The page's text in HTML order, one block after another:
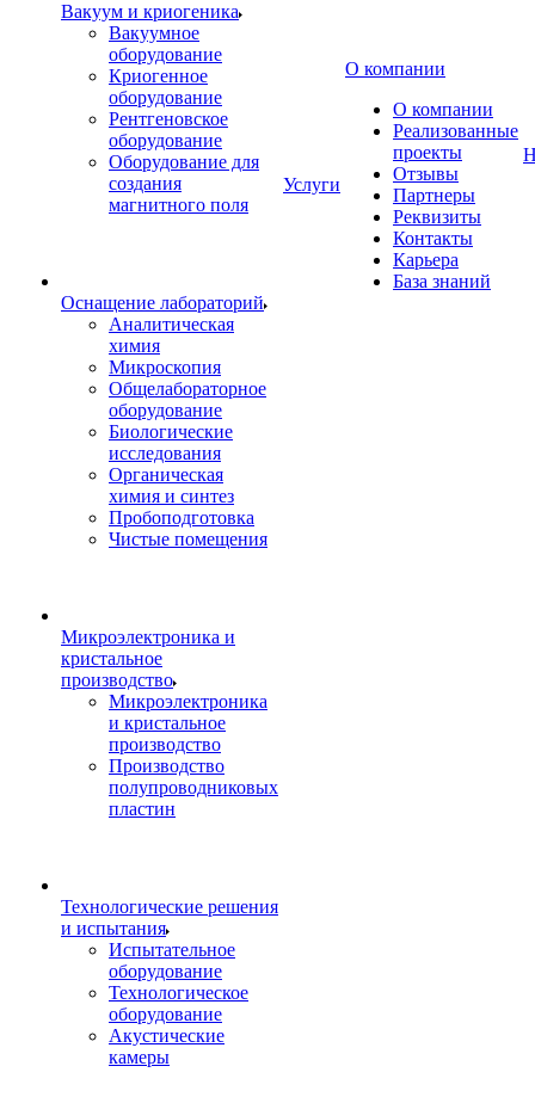
Вакуум и криогеника
Вакуумное
оборудование
Криогенное
оборудование
Рентгеновское
оборудование
Оборудование для
создания
магнитного поля
Оснащение лабораторий
Аналитическая
химия
Микроскопия
Общелабораторное
оборудование
Биологические
исследования
Органическая
химия и синтез
Пробоподготовка
Чистые помещения
Микроэлектроника и
кристальное
производство
Микроэлектроника
и кристальное
производство
Производство
полупроводниковых
пластин
Технологические решения
и испытания
Испытательное
оборудование
Технологическое
оборудование
Акустические
камеры
Услуги
О компании
О компании
Реализованные
проекты
Отзывы
Партнеры
Реквизиты
Контакты
Карьера
База знаний